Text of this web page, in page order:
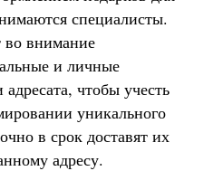
специалисты.
внимание
и личные
адресата, чтобы учесть
уникального
в срок доставят их
адресу.